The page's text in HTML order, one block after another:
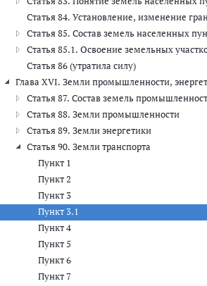
Статья 84. Установление, изменение
Статья 85. Состав земель населенных
Статья 85.1. Освоение земельных
Статья 86 (утратила силу)
Глава XVI. Земли промышленности,
Статья 87. Состав земель
Статья 88. Земли промышленности
Статья 89. Земли энергетики
Статья 90. Земли транспорта
Пункт 1
Пункт 2
Пункт 3
Пункт 3.1
Пункт 4
Пункт 5
Пункт 6
Пункт 7